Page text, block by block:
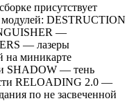
присутствует
DESTRUCTION
—
— лазеры
на миникарте
SHADOW — тень
RELOADING 2.0 —
по не засвеченной